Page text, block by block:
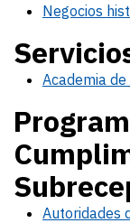
Negocios
Academia
Autoridades